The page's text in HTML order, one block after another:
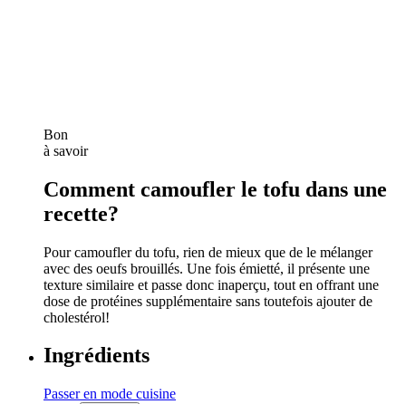
Bon
à savoir
Comment camoufler le tofu dans une
recette?
Pour camoufler du tofu, rien de mieux que de le mélanger
avec des oeufs brouillés. Une fois émietté, il présente une
texture similaire et passe donc inaperçu, tout en offrant une
dose de protéines supplémentaire sans toutefois ajouter de
cholestérol!
Ingrédients
Passer en mode cuisine